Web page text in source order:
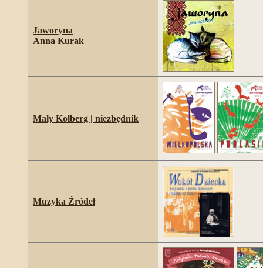
Jaworyna
Anna Kurak
Mały Kolberg | niezbędnik
Muzyka Źródeł